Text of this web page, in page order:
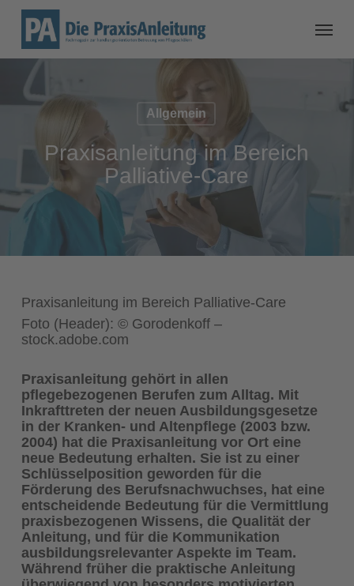
Allgemein
Praxisanleitung im Bereich
Palliative-Care
Praxisanleitung im Bereich Palliative-Care
Foto (Header): © Gorodenkoff –
stock.adobe.com
Praxisanleitung gehört in allen
pflegebezogenen Berufen zum Alltag. Mit
Inkrafttreten der neuen Ausbildungsgesetze
in der Kranken- und Altenpflege (2003 bzw.
2004) hat die Praxisanleitung vor Ort eine
neue Bedeutung erhalten. Sie ist zu einer
Schlüsselposition geworden für die
Förderung des Berufsnachwuchses, hat eine
entscheidende Bedeutung für die Vermittlung
praxisbezogenen Wissens, die Qualität der
Anleitung, und für die Kommunikation
ausbildungsrelevanter Aspekte im Team.
Während früher die praktische Anleitung